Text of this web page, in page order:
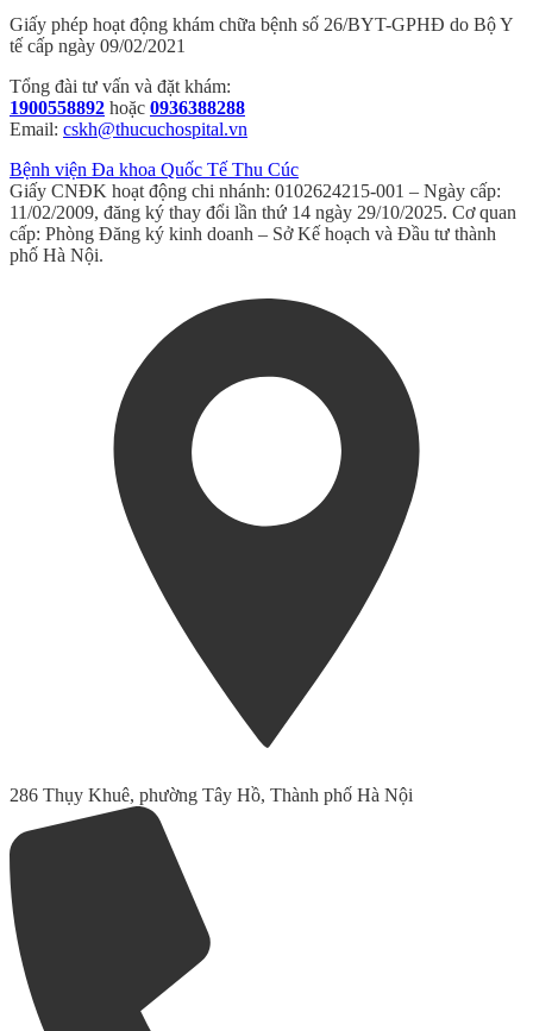
Giấy phép hoạt động khám chữa bệnh số 26/BYT-GPHĐ do Bộ Y
tế cấp ngày 09/02/2021
Tổng đài tư vấn và đặt khám:
1900558892 hoặc 0936388288
Email: cskh@thucuchospital.vn
Bệnh viện Đa khoa Quốc Tế Thu Cúc
Giấy CNĐK hoạt động chi nhánh: 0102624215-001 – Ngày cấp:
11/02/2009, đăng ký thay đổi lần thứ 14 ngày 29/10/2025. Cơ quan
cấp: Phòng Đăng ký kinh doanh – Sở Kế hoạch và Đầu tư thành
phố Hà Nội.
286 Thụy Khuê, phường Tây Hồ, Thành phố Hà Nội